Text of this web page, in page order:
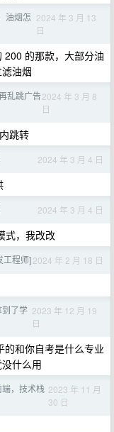
油烟怎 2024 年 3 月 13
日
200 的那款，大部分油
油烟
乱跳广告2024 年 3 月 8
日
跳转
2024 年 3 月 4 日
2024 年 3 月 4 日
式，我改改
工程师]2024 年 2 月 18 日
到了学 2023 年 12 月 19
日
和你自考是什么专业
什么用
，技术栈 2023 年 11 月
30 日